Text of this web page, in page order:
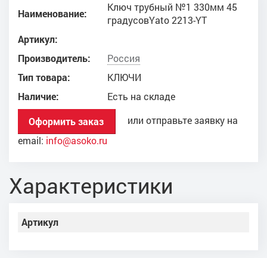
Наименование:
Ключ трубный №1 330мм 45
градусовYato 2213-YT
Артикул:
Производитель:
Россия
Тип товара:
КЛЮЧИ
Наличие:
Есть на складе
Оформить заказ
или отправьте заявку на
email: info@asoko.ru
Характеристики
Артикул